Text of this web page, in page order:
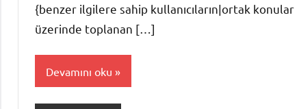
{benzer ilgilere sahip kullanıcıların|ortak konular
üzerinde toplanan […]
Devamını oku